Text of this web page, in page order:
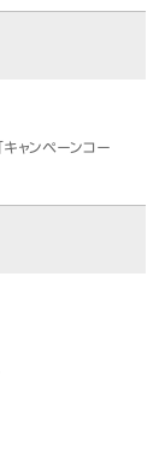
ャンペーンコー